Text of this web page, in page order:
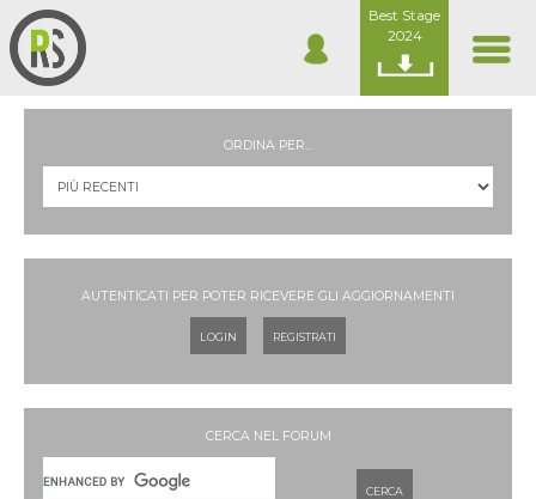
Best Stage
2024
ORDINA PER...
AUTENTICATI PER POTER RICEVERE GLI AGGIORNAMENTI
LOGIN REGISTRATI
CERCA NEL FORUM
CERCA